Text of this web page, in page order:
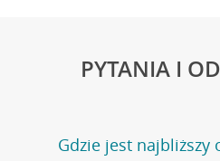
PYTANIA I
Gdzie jest najbliższy